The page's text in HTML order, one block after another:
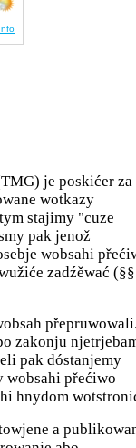
je poskićer za
wotkazy
stajimy "cuze
pak jenož
wobsahi
zadźěwać (§§
zakonju
pak dóstanjemy
wobsahi přećiwo
hnydom
a